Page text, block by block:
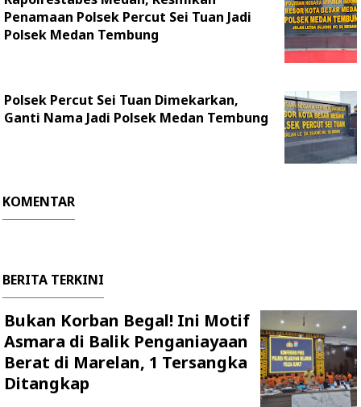
Penamaan Polsek Percut Sei Tuan Jadi
Polsek Medan Tembung
Polsek Percut Sei Tuan Dimekarkan,
Ganti Nama Jadi Polsek Medan Tembung
KOMENTAR
BERITA TERKINI
Bukan Korban Begal! Ini Motif
Asmara di Balik Penganiayaan
Berat di Marelan, 1 Tersangka
Ditangkap